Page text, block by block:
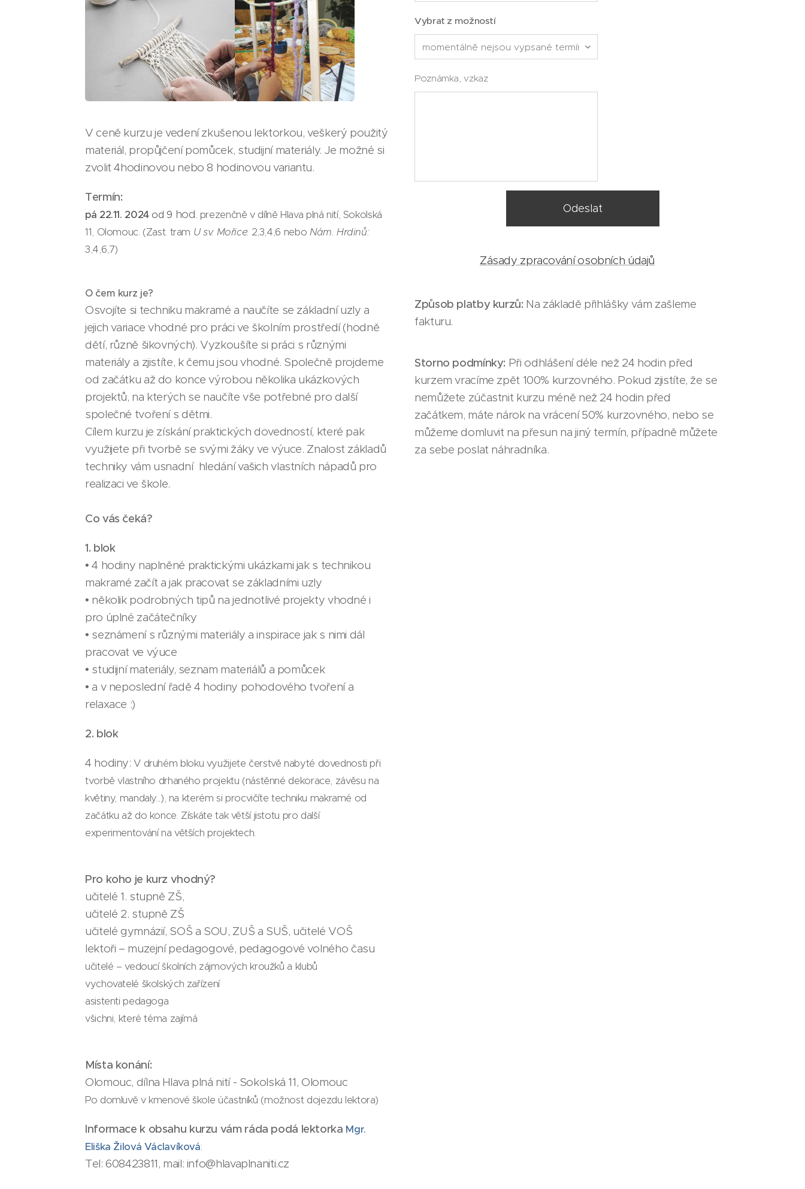
V ceně kurzu je vedení zkušenou lektorkou, veškerý použitý
materiál, propůjčení pomůcek, studijní materiály. Je možné si
zvolit 4hodinovou nebo 8 hodinovou variantu.
Termín:
pá 22.11. 2024 od 9 hod. prezenčně v dílně Hlava plná nití, Sokolská
11, Olomouc. (Zast. tram U sv. Mořice: 2,3,4,6 nebo Nám. Hrdinů:
3,4,6,7)
​O čem kurz je?
Osvojíte si techniku makramé a naučíte se základní uzly a
jejich variace vhodné pro práci ve školním prostředí (hodně
dětí, různě šikovných). Vyzkoušíte si práci s různými
materiály a zjistíte, k čemu jsou vhodné. Společně projdeme
od začátku až do konce výrobou několika ukázkových
projektů, na kterých se naučíte vše potřebné pro další
společné tvoření s dětmi.
Cílem kurzu je získání praktických dovedností, které pak
využijete při tvorbě se svými žáky ve výuce. Znalost základů
techniky vám usnadní hledání vašich vlastních nápadů pro
realizaci ve škole.
Co vás čeká?
1. blok
• 4 hodiny naplněné praktickými ukázkami jak s technikou
makramé začít a jak pracovat se základními uzly
• několik podrobných tipů na jednotlivé projekty vhodné i
pro úplné začátečníky
• seznámení s různými materiály a inspirace jak s nimi dál
pracovat ve výuce
• studijní materiály, seznam materiálů a pomůcek
• a v neposlední řadě 4 hodiny pohodového tvoření a
relaxace :)
2. blok
4 hodiny:V druhém bloku využijete čerstvě nabyté dovednosti při
tvorbě vlastního drhaného projektu (nástěnné dekorace, závěsu na
květiny, mandaly...), na kterém si procvičíte techniku makramé od
začátku až do konce. Získáte tak větší jistotu pro další
experimentování na větších projektech.
Pro koho je kurz vhodný?
učitelé 1. stupně ZŠ,
učitelé 2. stupně ZŠ
učitelé gymnázií, SOŠ a SOU, ZUŠ a SUŠ, učitelé VOŠ
lektoři – muzejní pedagogové, pedagogové volného času
učitelé – vedoucí školních zájmových kroužků a klubů
vychovatelé školských zařízení
asistenti pedagoga
všichni, které téma zajímá
​Místa konání:
Olomouc, dílna Hlava plná nití - Sokolská 11, Olomouc
Po domluvě v kmenové škole účastníků (možnost dojezdu lektora)
Informace k obsahu kurzu vám ráda podá lektorka Mgr.
Eliška Žilová Václavíková:
Tel: 608423811, mail: info@hlavaplnaniti.cz
Vybrat z možností
Poznámka, vzkaz
Odeslat
Zásady zpracování osobních údajů
Způsob platby kurzů: Na základě přihlášky vám zašleme
fakturu.
Storno podmínky: Při odhlášení déle než 24 hodin před
kurzem vracíme zpět 100% kurzovného. Pokud zjistíte, že se
nemůžete zúčastnit kurzu méně než 24 hodin před
začátkem, máte nárok na vrácení 50% kurzovného, nebo se
můžeme domluvit na přesun na jiný termín, případně můžete
za sebe poslat náhradníka.